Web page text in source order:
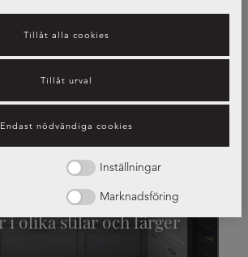
Tillåt alla cookies
Tillåt urval
Endast nödvändiga cookies
Inställningar
Marknadsföring
i olika stilar och färger